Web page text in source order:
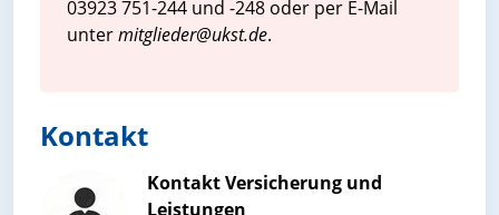
03923 751-244 und -248 oder per E-Mail
untermitglieder@ukst.de.
Kontakt
Kontakt Versicherung und
Leistungen